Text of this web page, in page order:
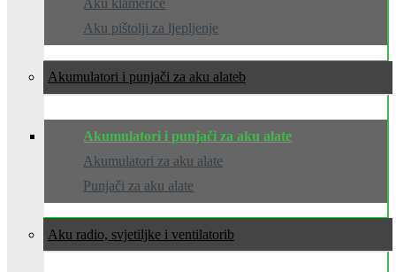
Aku klamerice
Aku pištolji za ljepljenje
Akumulatori i punjači za aku alate
Akumulatori i punjači za aku alate
Akumulatori za aku alate
Punjači za aku alate
Aku radio, svjetiljke i ventilatori